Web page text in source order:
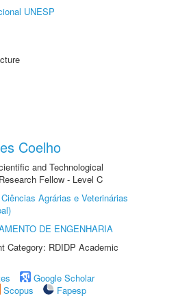
UNESP
Coelho
and Technological
Fellow - Level C
Agrárias e Veterinárias
DE ENGENHARIA
Category: RDIDP Academic
Google Scholar
Scopus
Fapesp